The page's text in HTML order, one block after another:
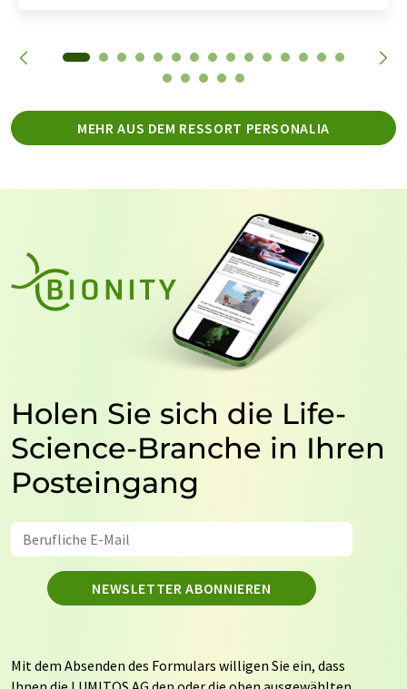
MEHR AUS DEM RESSORT PERSONALIA
Holen Sie sich die Life-
Science-Branche in Ihren
Posteingang
NEWSLETTER ABONNIEREN
Mit dem Absenden des Formulars willigen Sie ein, dass